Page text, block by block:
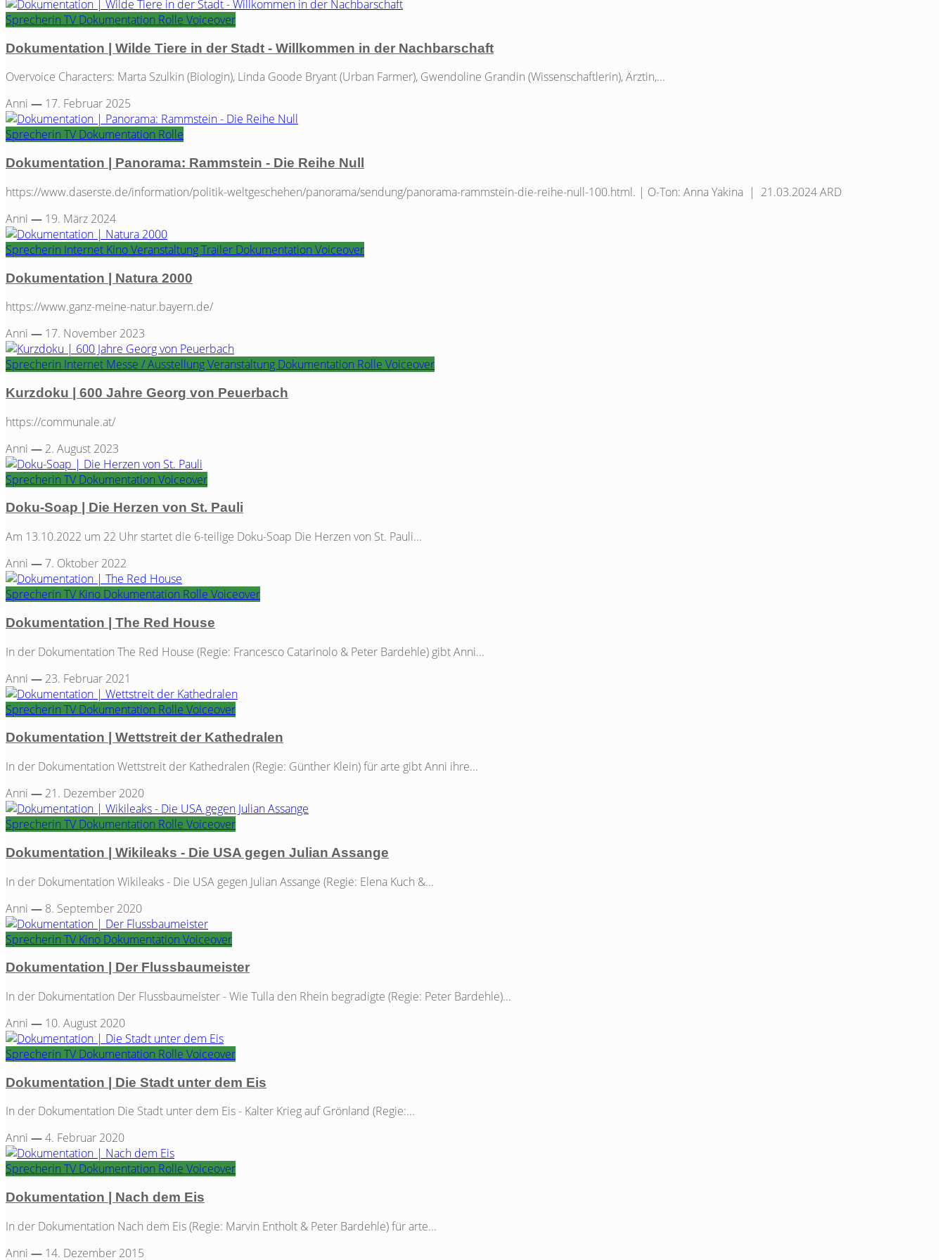
Sprecherin TV Dokumentation Rolle Voiceover
Dokumentation | Wilde Tiere in der Stadt - Willkommen in der Nachbarschaft
Overvoice Characters: Marta Szulkin (Biologin), Linda Goode Bryant (Urban Farmer), Gwendoline Grandin (Wissenschaftlerin), Ärztin,...
Anni — 17. Februar 2025
Sprecherin TV Dokumentation Rolle
Dokumentation | Panorama: Rammstein - Die Reihe Null
https://www.daserste.de/information/politik-weltgeschehen/panorama/sendung/panorama-rammstein-die-reihe-null-100.html. | O-Ton: Anna Yakina | 21.03.2024 ARD
Anni — 19. März 2024
Sprecherin Internet KinoVeranstaltungTrailer Dokumentation Voiceover
Dokumentation | Natura 2000
https://www.ganz-meine-natur.bayern.de/
Anni — 17. November 2023
Sprecherin Internet Messe / AusstellungVeranstaltung Dokumentation Rolle Voiceover
Kurzdoku | 600 Jahre Georg von Peuerbach
https://communale.at/
Anni — 2. August 2023
Sprecherin TV Dokumentation Voiceover
Doku-Soap | Die Herzen von St. Pauli
Am 13.10.2022 um 22 Uhr startet die 6-teilige Doku-Soap Die Herzen von St. Pauli...
Anni — 7. Oktober 2022
Sprecherin TV Kino Dokumentation Rolle Voiceover
Dokumentation | The Red House
In der Dokumentation The Red House (Regie: Francesco Catarinolo & Peter Bardehle) gibt Anni...
Anni — 23. Februar 2021
Sprecherin TV Dokumentation Rolle Voiceover
Dokumentation | Wettstreit der Kathedralen
In der Dokumentation Wettstreit der Kathedralen (Regie: Günther Klein) für arte gibt Anni ihre...
Anni — 21. Dezember 2020
Sprecherin TV Dokumentation Rolle Voiceover
Dokumentation | Wikileaks - Die USA gegen Julian Assange
In der Dokumentation Wikileaks - Die USA gegen Julian Assange (Regie: Elena Kuch &...
Anni — 8. September 2020
Sprecherin TV Kino Dokumentation Voiceover
Dokumentation | Der Flussbaumeister
In der Dokumentation Der Flussbaumeister - Wie Tulla den Rhein begradigte (Regie: Peter Bardehle)...
Anni — 10. August 2020
Sprecherin TV Dokumentation Rolle Voiceover
Dokumentation | Die Stadt unter dem Eis
In der Dokumentation Die Stadt unter dem Eis - Kalter Krieg auf Grönland (Regie:...
Anni —4. Februar 2020
Sprecherin TV Dokumentation Rolle Voiceover
Dokumentation | Nach dem Eis
In der Dokumentation Nach dem Eis (Regie: Marvin Entholt & Peter Bardehle) für arte...
Anni — 14. Dezember 2015